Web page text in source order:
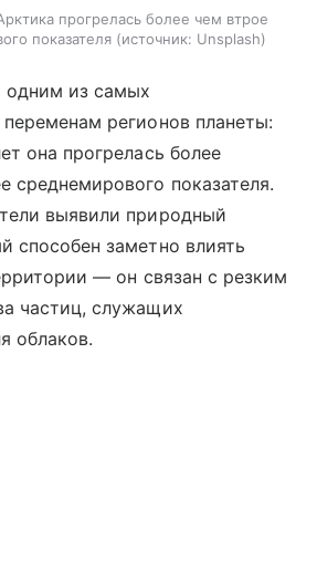
прогрелась более чем втрое
показателя
источник: Unsplash
одним из самых
регионов планеты:
она прогрелась более
среднемирового показателя.
выявили природный
способен заметно влиять
— он связан с резким
частиц, служащих
облаков.